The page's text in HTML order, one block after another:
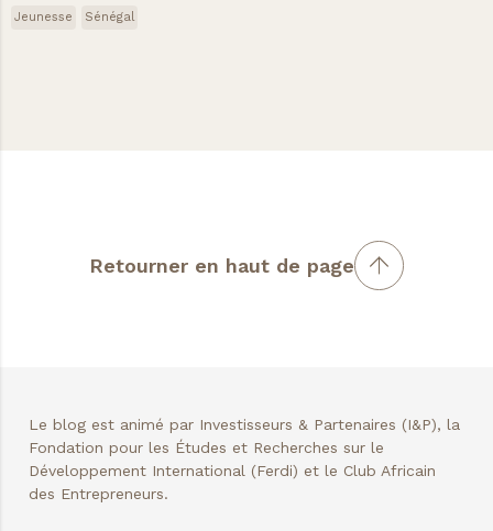
Jeunesse Sénégal
Retourner en haut de page
Le blog est animé par Investisseurs & Partenaires (I&P), la
Fondation pour les Études et Recherches sur le
Développement International (Ferdi) et le Club Africain
des Entrepreneurs.